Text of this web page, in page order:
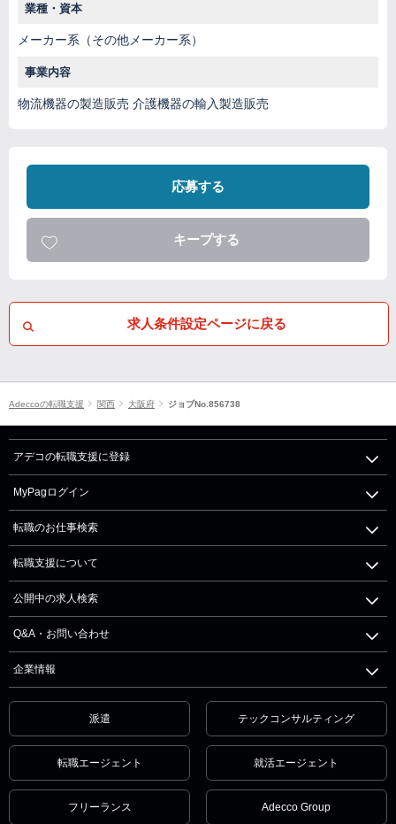
業種・資本
メーカー系（その他メーカー系）
事業内容
物流機器の製造販売 介護機器の輸入製造販売
応募する
キープする
求人条件設定ページに戻る
Adeccoの転職支援 関西 大阪府 ジョブNo.856738
アデコの転職支援に登録
MyPagログイン
転職のお仕事検索
転職支援について
公開中の求人検索
Q&A・お問い合わせ
企業情報
派遣 テックコンサルティング
転職エージェント 就活エージェント
フリーランス Adecco Group